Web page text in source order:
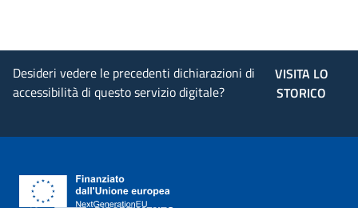
Desideri vedere le precedenti dichiarazioni di
accessibilità di questo servizio digitale?
VISITA LO
STORICO